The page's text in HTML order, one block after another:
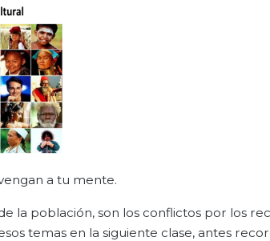
a tu mente.
la población, son los conflictos por los
temas en la siguiente clase, antes